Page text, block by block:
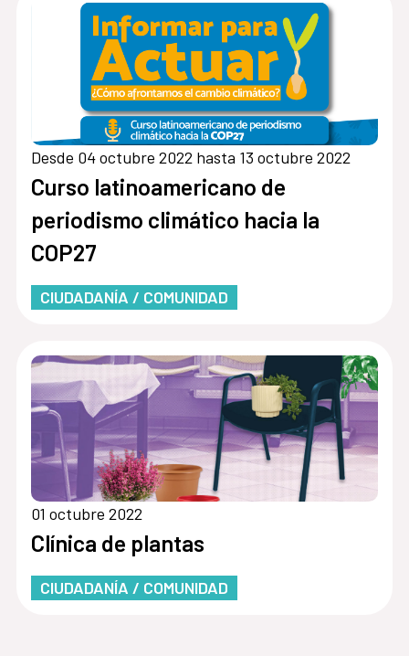
Desde 04 octubre 2022 hasta 13 octubre 2022
Curso latinoamericano de
periodismo climático hacia la
COP27
CIUDADANÍA / COMUNIDAD
01 octubre 2022
Clínica de plantas
CIUDADANÍA / COMUNIDAD